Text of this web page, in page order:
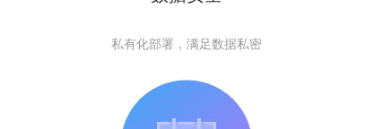
私有化部署，满足数据私密